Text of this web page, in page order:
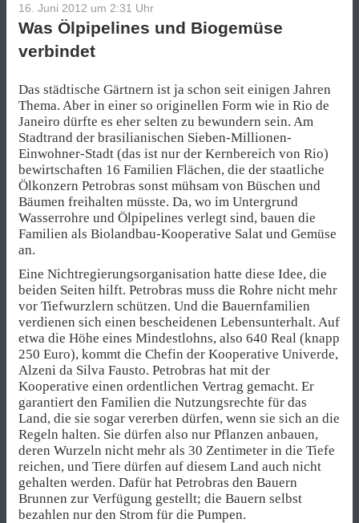
16. Juni 2012 um 2:31 Uhr
Was Ölpipelines und Biogemüse
verbindet
Das städtische Gärtnern ist ja schon seit einigen Jahren
Thema. Aber in einer so originellen Form wie in Rio de
Janeiro dürfte es eher selten zu bewundern sein. Am
Stadtrand der brasilianischen Sieben-Millionen-
Einwohner-Stadt (das ist nur der Kernbereich von Rio)
bewirtschaften 16 Familien Flächen, die der staatliche
Ölkonzern Petrobras sonst mühsam von Büschen und
Bäumen freihalten müsste. Da, wo im Untergrund
Wasserrohre und Ölpipelines verlegt sind, bauen die
Familien als Biolandbau-Kooperative Salat und Gemüse
an.
Eine Nichtregierungsorganisation hatte diese Idee, die
beiden Seiten hilft. Petrobras muss die Rohre nicht mehr
vor Tiefwurzlern schützen. Und die Bauernfamilien
verdienen sich einen bescheidenen Lebensunterhalt. Auf
etwa die Höhe eines Mindestlohns, also 640 Real (knapp
250 Euro), kommt die Chefin der Kooperative Univerde,
Alzeni da Silva Fausto. Petrobras hat mit der
Kooperative einen ordentlichen Vertrag gemacht. Er
garantiert den Familien die Nutzungsrechte für das
Land, die sie sogar vererben dürfen, wenn sie sich an die
Regeln halten. Sie dürfen also nur Pflanzen anbauen,
deren Wurzeln nicht mehr als 30 Zentimeter in die Tiefe
reichen, und Tiere dürfen auf diesem Land auch nicht
gehalten werden. Dafür hat Petrobras den Bauern
Brunnen zur Verfügung gestellt; die Bauern selbst
bezahlen nur den Strom für die Pumpen.